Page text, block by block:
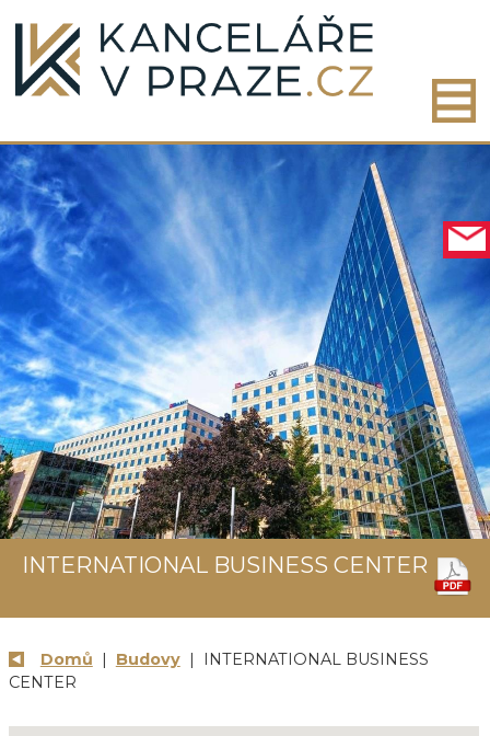
INTERNATIONAL BUSINESS CENTER
Domů | Budovy| INTERNATIONAL BUSINESS
CENTER